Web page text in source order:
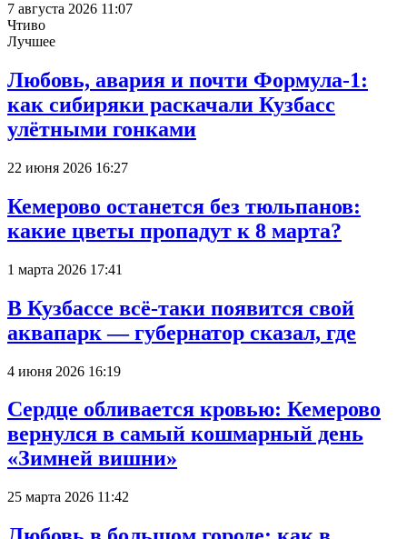
7 августа 2026 11:07
Чтиво
Лучшее
Любовь, авария и почти Формула-1:
как сибиряки раскачали Кузбасс
улётными гонками
22 июня 2026 16:27
Кемерово останется без тюльпанов:
какие цветы пропадут к 8 марта?
1 марта 2026 17:41
В Кузбассе всё-таки появится свой
аквапарк — губернатор сказал, где
4 июня 2026 16:19
Сердце обливается кровью: Кемерово
вернулся в самый кошмарный день
«Зимней вишни»
25 марта 2026 11:42